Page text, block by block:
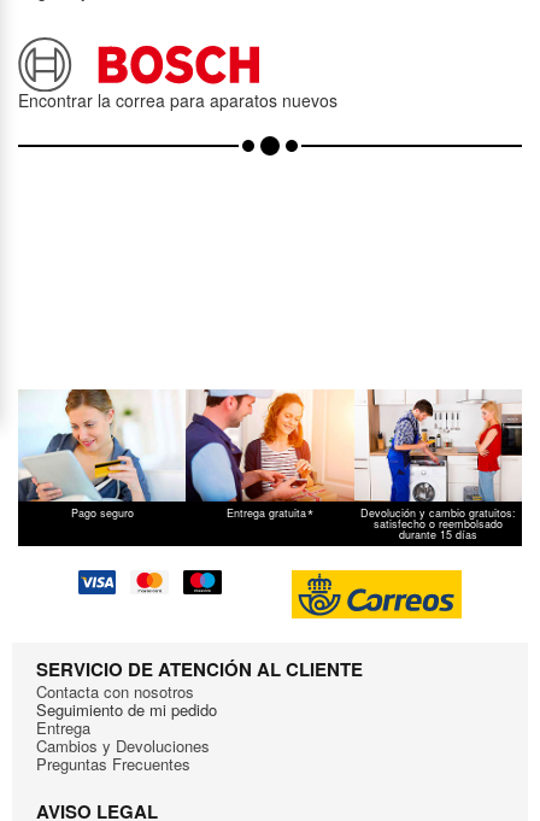
Encontrar la correa para aparatos nuevos
Pago seguro Entrega gratuita* Devolución y cambio gratuitos:
satisfecho o reembolsado
durante 15 días
SERVICIO DE ATENCIÓN AL CLIENTE
Contacta con nosotros
Seguimiento de mi pedido
Entrega
Cambios y Devoluciones
Preguntas Frecuentes
AVISO LEGAL